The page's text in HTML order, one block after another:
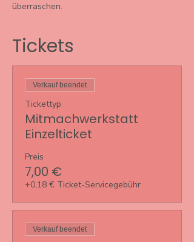
überraschen.
Tickets
Verkauf beendet
Tickettyp
Mitmachwerkstatt
Einzelticket
Preis
7,00 €
+0,18 € Ticket-Servicegebühr
Verkauf beendet